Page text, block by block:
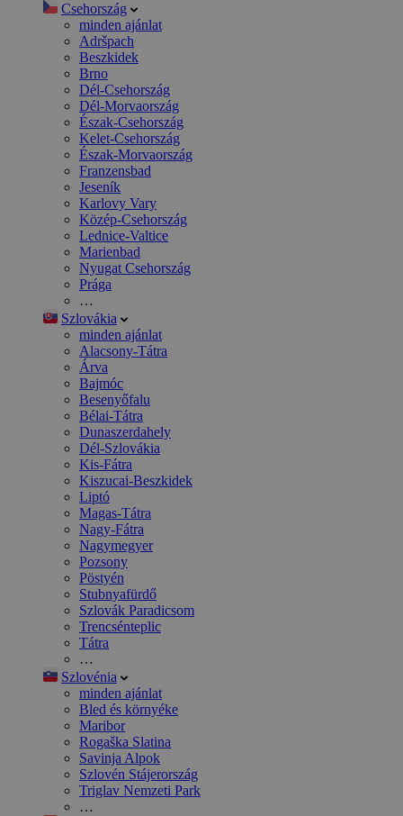
Csehország
minden ajánlat
Adršpach
Beszkidek
Brno
Dél-Csehország
Dél-Morvaország
Észak-Csehország
Kelet-Csehország
Észak-Morvaország
Franzensbad
Jeseník
Karlovy Vary
Közép-Csehország
Lednice-Valtice
Marienbad
Nyugat Csehország
Prága
…
Szlovákia
minden ajánlat
Alacsony-Tátra
Árva
Bajmóc
Besenyőfalu
Bélai-Tátra
Dunaszerdahely
Dél-Szlovákia
Kis-Fátra
Kiszucai-Beszkidek
Liptó
Magas-Tátra
Nagy-Fátra
Nagymegyer
Pozsony
Pöstyén
Stubnyafürdő
Szlovák Paradicsom
Trencsénteplic
Tátra
…
Szlovénia
minden ajánlat
Bled és környéke
Maribor
Rogaška Slatina
Savinja Alpok
Szlovén Stájerország
Triglav Nemzeti Park
…